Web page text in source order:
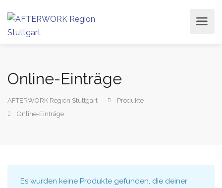
Online-Einträge
AFTERWORK Region Stuttgart
Produkte
Online-Einträge
Es wurden keine Produkte gefunden, die deiner